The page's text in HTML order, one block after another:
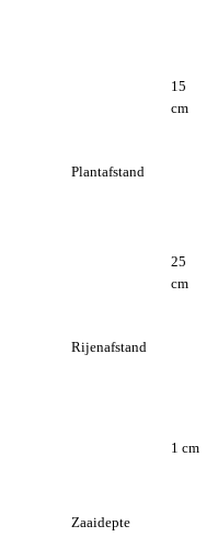
Plantafstand
15
cm
Rijenafstand
25
cm
Zaaidepte
1 cm